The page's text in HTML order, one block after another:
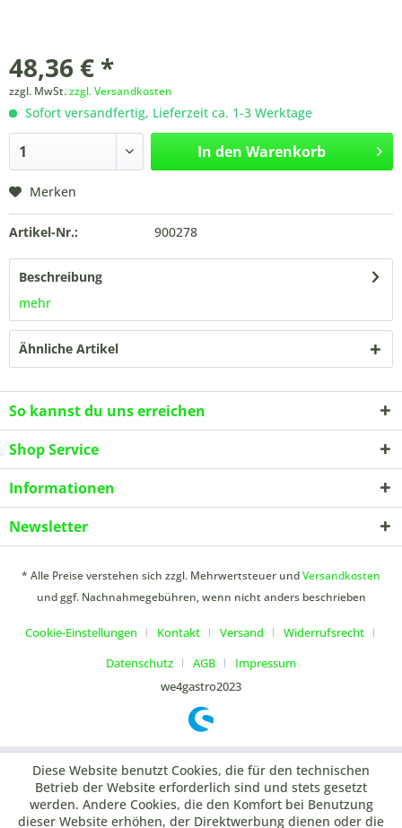
48,36 € *
zzgl. MwSt.zzgl. Versandkosten
Sofort versandfertig, Lieferzeit ca. 1-3 Werktage
In den Warenkorb
Merken
Artikel-Nr.: 900278
Beschreibung
mehr
Ähnliche Artikel
So kannst du uns erreichen
Shop Service
Informationen
Newsletter
* Alle Preise verstehen sich zzgl. Mehrwertsteuer undVersandkosten
und ggf. Nachnahmegebühren, wenn nicht anders beschrieben
Cookie-Einstellungen Kontakt Versand
Widerrufsrecht
Datenschutz
AGB
Impressum
we4gastro2023
Diese Website benutzt Cookies, die für den technischen
Betrieb der Website erforderlich sind und stets gesetzt
werden. Andere Cookies, die den Komfort bei Benutzung
dieser Website erhöhen, der Direktwerbung dienen oder die